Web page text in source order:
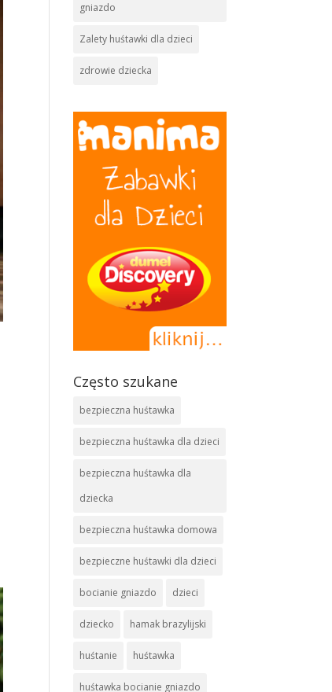
gniazdo
Zalety huśtawki dla dzieci
zdrowie dziecka
Często szukane
bezpieczna huśtawka
bezpieczna huśtawka dla dzieci
bezpieczna huśtawka dla
dziecka
bezpieczna huśtawka domowa
bezpieczne huśtawki dla dzieci
bocianie gniazdo dzieci
dziecko hamak brazylijski
huśtanie huśtawka
huśtawka bocianie gniazdo